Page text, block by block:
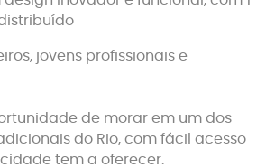
jovens profissionais e
de morar em um dos
do Rio, com fácil acesso
tem a oferecer.